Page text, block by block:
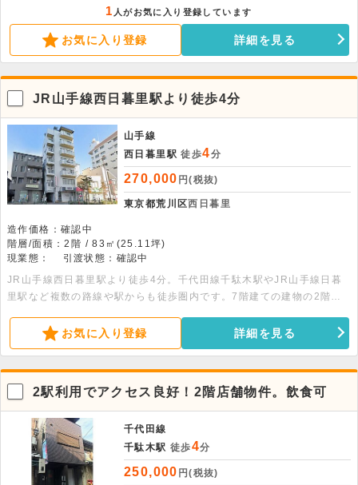
空間は南向きで日当たり良好です。詳細はお気軽にお問い合わせくださ
い。
1 人がお気に入り登録しています
お気に入り登録 詳細を見る
JR山手線西日暮里駅より徒歩4分
山手線
西日暮里駅 徒歩4分
270,000 円(税抜)
東京都荒川区西日暮里
造作価格：確認中
階層/面積：2階 / 83㎡(25.11坪)
現業態：
引渡状態：確認中
JR山手線西日暮里駅より徒歩4分。千代田線千駄木駅やJR山手線日暮
里駅など複数の路線や駅からも徒歩圏内です。7階建ての建物の2階部
自動ドア・電気給湯器・エレベーター完備です。
お気に入り登録 詳細を見る
2駅利用でアクセス良好！2階店舗物件。飲食可
千代田線
千駄木駅 徒歩4分
250,000 円(税抜)